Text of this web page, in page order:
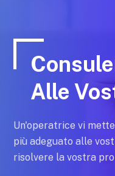
Alle
Un'operatrice vi
più adeguato alle
risolvere la vostra